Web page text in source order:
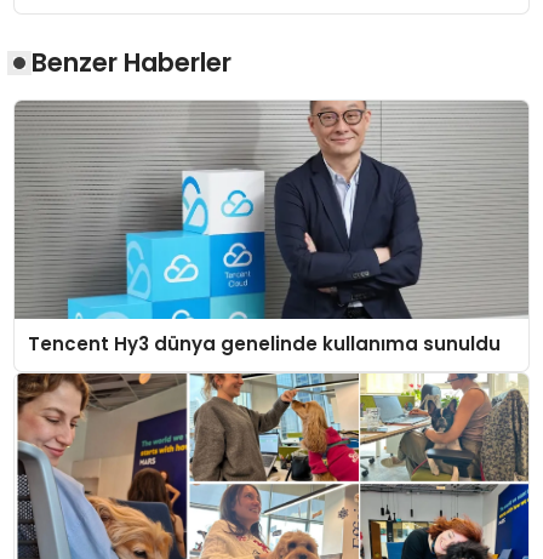
Benzer Haberler
Tencent Hy3 dünya genelinde kullanıma sunuldu